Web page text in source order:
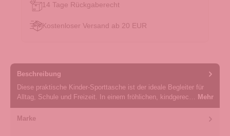
14 Tage Rückgaberecht
Kostenloser Versand ab 20 EUR
Beschreibung
Diese praktische Kinder-Sporttasche ist der ideale Begleiter für
Alltag, Schule und Freizeit. In einem fröhlichen, kindgerec… Mehr
Marke